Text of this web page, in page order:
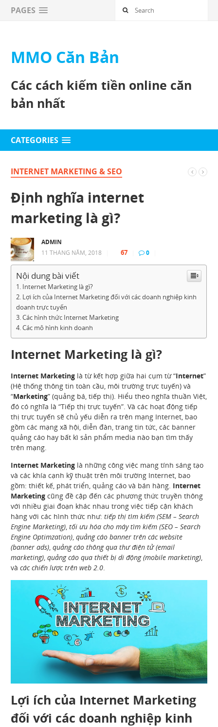
PAGES
MMO Căn Bản
Các cách kiếm tiền online căn
bản nhất
CATEGORIES
INTERNET MARKETING & SEO
Định nghĩa internet
marketing là gì?
ADMIN
11 THÁNG NĂM, 2018
67 0
Nội dung bài viết
Internet Marketing là gì?
Lợi ích của Internet Marketing đối với các doanh nghiệp kinh
doanh trực tuyến
Các hình thức Internet Marketing
Các mô hình kinh doanh
Internet Marketing là gì?
Internet Marketing là từ kết hợp giữa hai cụm từ “Internet”
(Hệ thống thông tin toàn cầu, môi trường trực tuyến) và
“Marketing” (quảng bá, tiếp thị). Hiểu theo nghĩa thuần Việt,
đó có nghĩa là “Tiếp thị trực tuyến”. Và các hoạt động tiếp
thị trực tuyến sẽ chủ yếu diễn ra trên mạng Internet, bao
gồm các mạng xã hội, diễn đàn, trang tin tức, các banner
quảng cáo hay bất kì sản phẩm media nào bạn tìm thấy
trên mạng.
Internet Marketing là những công việc mang tính sáng tạo
và các khía cạnh kỹ thuật trên môi trường Internet, bao
gồm: thiết kế, phát triển, quảng cáo và bán hàng. Internet
Marketing cũng đề cập đến các phương thức truyền thông
với nhiều giai đoạn khác nhau trong việc tiếp cận khách
hàng với các hình thức như:tiếp thị tìm kiếm (SEM – Search
Engine Marketing),tối ưu hóa cho máy tìm kiếm (SEO – Search
Engine Optimzation),quảng cáo banner trên các website
(banner ads),quảng cáo thông qua thư điện tử (email
marketing),quảng cáo qua thiết bị di động (mobile marketing),
vàcác chiến lược trên web 2.0.
Lợi ích của Internet Marketing
đối với các doanh nghiệp kinh